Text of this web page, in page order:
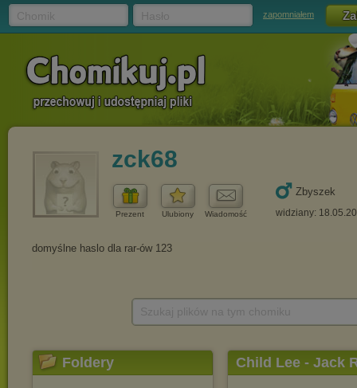
zapomniałem
zck68
Prezent Ulubiony Wiadomość
Zbyszek
widziany:
Foldery Child Lee - Jack